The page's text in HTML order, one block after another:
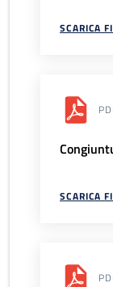
SCARICA
SCARICA